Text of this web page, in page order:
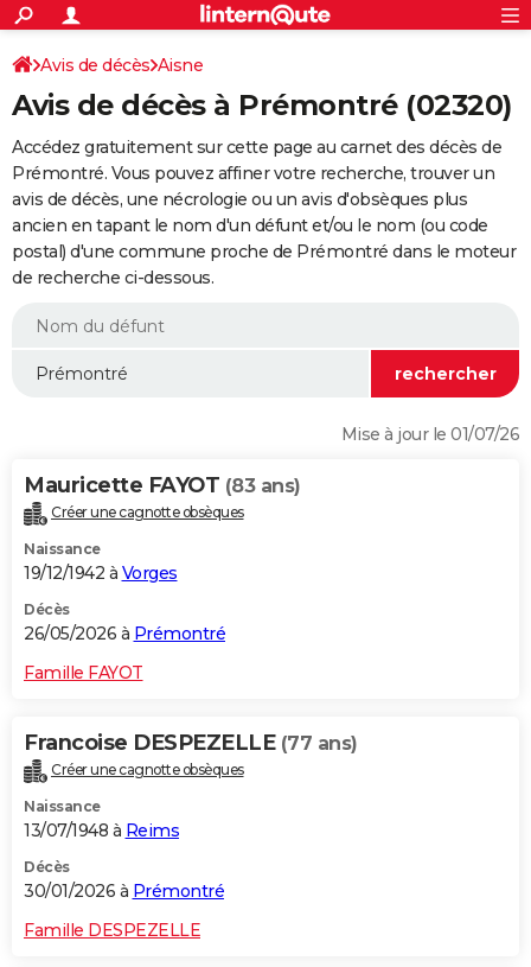
ACTUALITÉS
Politique
Société
Faits Divers
Education
Monde
Villes
+
SPORT
Coupe du monde 2026
Football
Tennis
Cyclisme
Rugby
Forum
Programme TV
TNT
Streaming
Cinéma
Sorties cinéma
Musique
+
FINANCE
Retraite
Impôts
Epargne
Immobilier
Risques naturels par ville
Banque
Assurance
Crédit
AUTO
Essais
Réserver un essai
Citadines
Berlines
SUV
Forum auto
+
HIGH-TECH
BRICOLAGE
WEEK-END
Alimentation
Guide de la santé
Maladies
Médicaments
Sommeil
VOYAGE
Destinations
City break
Voyage nature
Voyage de noces
Forum
Climat
+PHOTO
GUIDES D'ACHAT
Carte de Noël
Carte Bonne année
Carte Saint-Valentin
Carte Pâques
Carte d'anniversaire
DICTIONNAIRE
Dictionnaire
Biographies
Citations
Expressions
Proverbes
PROGRAMME TV
S'inscrire
Se connecter
Lycées
Collèges
Primaires
Universités
Entreprises
Service militaire
Avis de recherche
AVIS DE DÉCÈS
FORUM
Avis de décès Aisne
Avis de décès à Prémontré (02320)
Accédez gratuitement sur cette page au carnet des décès de
Prémontré. Vous pouvez affiner votre recherche, trouver un
avis de décès, une nécrologie ou un avis d'obsèques plus
ancien en tapant le nom d'un défunt et/ou le nom (ou code
postal) d'une commune proche de Prémontré dans le moteur
de recherche ci-dessous.
Mise à jour le 01/07/26
Mauricette FAYOT (83 ans)
Créer une cagnotte obsèques
Naissance
19/12/1942 à Vorges
Décès
26/05/2026 à Prémontré
Famille FAYOT
Francoise DESPEZELLE (77 ans)
Créer une cagnotte obsèques
Naissance
13/07/1948 à Reims
Décès
30/01/2026 à Prémontré
Famille DESPEZELLE